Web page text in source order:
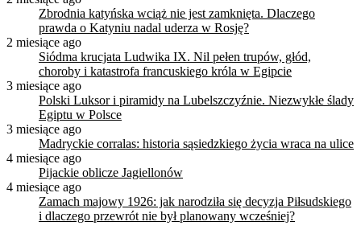
Zbrodnia katyńska wciąż nie jest zamknięta. Dlaczego
prawda o Katyniu nadal uderza w Rosję?
2 miesiące ago
Siódma krucjata Ludwika IX. Nil pełen trupów, głód,
choroby i katastrofa francuskiego króla w Egipcie
3 miesiące ago
Polski Luksor i piramidy na Lubelszczyźnie. Niezwykłe ślady
Egiptu w Polsce
3 miesiące ago
Madryckie corralas: historia sąsiedzkiego życia wraca na ulice
4 miesiące ago
Pijackie oblicze Jagiellonów
4 miesiące ago
Zamach majowy 1926: jak narodziła się decyzja Piłsudskiego
i dlaczego przewrót nie był planowany wcześniej?